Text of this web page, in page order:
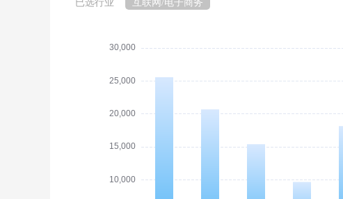
已选行业 互联网/电子商务